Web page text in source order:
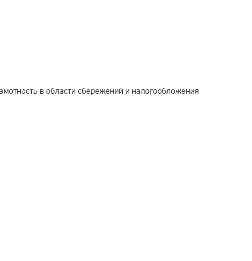
в области сбережений и налогообложения